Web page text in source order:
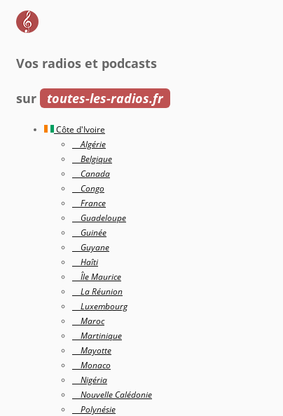
Vos radios et podcasts
sur toutes-les-radios.fr
Côte d'Ivoire
Algérie
Belgique
Canada
Congo
France
Guadeloupe
Guinée
Guyane
Haîti
Île Maurice
La Réunion
Luxembourg
Maroc
Martinique
Mayotte
Monaco
Nigéria
Nouvelle Calédonie
Polynésie